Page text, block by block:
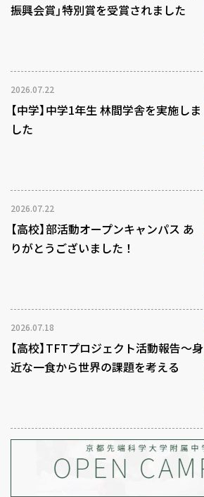
振興会賞」特別賞を受賞されました
2026.07.22
【中学】中学1年生 林間学舎を実施しま
した
2026.07.22
【高校】部活動オープンキャンパス あ
りがとうございました！
2026.07.18
【高校】TFTプロジェクト活動報告～身
近な一食から世界の課題を考える